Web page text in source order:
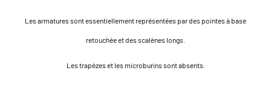
Les armatures sont essentiellement représentées par des pointes à base
retouchée et des scalènes longs.
Les trapèzes et les microburins sont absents.